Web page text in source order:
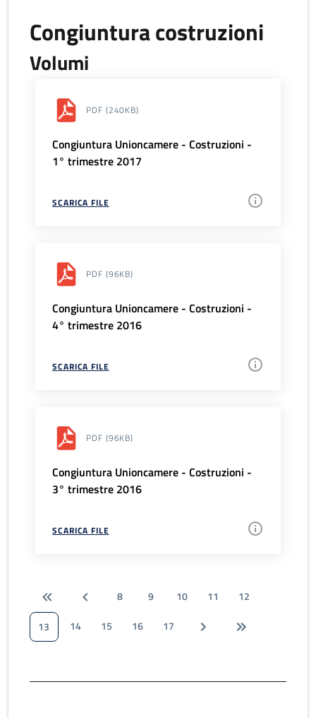
Congiuntura costruzioni
Volumi
PDF (240KB)
Congiuntura Unioncamere - Costruzioni -
1° trimestre 2017
SCARICA FILE
PDF (96KB)
Congiuntura Unioncamere - Costruzioni -
4° trimestre 2016
SCARICA FILE
PDF (96KB)
Congiuntura Unioncamere - Costruzioni -
3° trimestre 2016
SCARICA FILE
8 9 10 11
12
13
14 15 16 17